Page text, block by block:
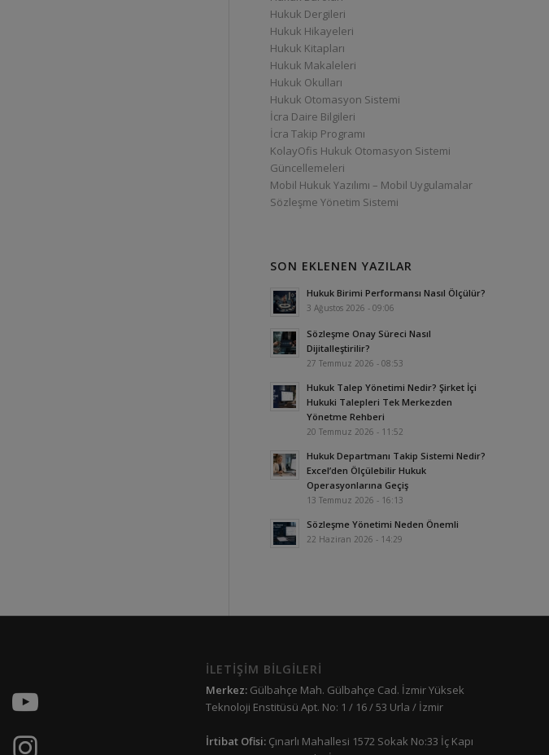
Hukuk Dergileri
Hukuk Hikayeleri
Hukuk Kitapları
Hukuk Makaleleri
Hukuk Okulları
Hukuk Otomasyon Sistemi
İcra Daire Bilgileri
İcra Takip Programı
KolayOfis Hukuk Otomasyon Sistemi
Güncellemeleri
Mobil Hukuk Yazılımı – Mobil Uygulamalar
Sözleşme Yönetim Sistemi
SON EKLENEN YAZILAR
Hukuk Birimi Performansı Nasıl Ölçülür?
3 Ağustos 2026 - 09:06
Sözleşme Onay Süreci Nasıl
Dijitalleştirilir?
27 Temmuz 2026 - 08:53
Hukuk Talep Yönetimi Nedir? Şirket İçi
Hukuki Talepleri Tek Merkezden
Yönetme Rehberi
20 Temmuz 2026 - 11:52
Hukuk Departmanı Takip Sistemi Nedir?
Excel’den Ölçülebilir Hukuk
Operasyonlarına Geçiş
13 Temmuz 2026 - 16:13
Sözleşme Yönetimi Neden Önemli
22 Haziran 2026 - 14:29
İLETİŞİM BİLGİLERİ
Merkez: Gülbahçe Mah. Gülbahçe Cad. İzmir Yüksek
Teknoloji Enstitüsü Apt. No: 1 / 16 / 53 Urla / İzmir
İrtibat Ofisi: Çınarlı Mahallesi 1572 Sokak No:33 İç Kapı